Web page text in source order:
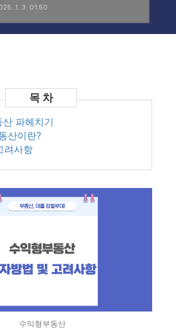
1. 3. 01:50
파헤치기
산이란?
려사항
수익형부동산